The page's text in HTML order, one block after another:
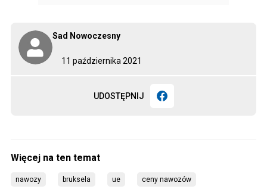
11 października 2021
Sad Nowoczesny
UDOSTĘPNIJ
nawozy bruksela ue ceny nawozów